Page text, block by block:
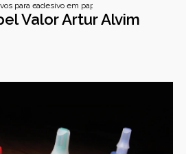
para embalagens
adesivo em papel valor artur alvim
Valor Artur Alvim